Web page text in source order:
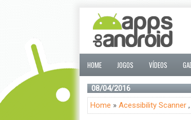
HOME JOGOS VÍDEOS
08/04/2016
Home » Acessibility Scanner,